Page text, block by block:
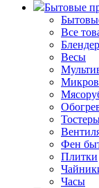
Бытовые
Все
Весы
Фен
Плитки
Часы